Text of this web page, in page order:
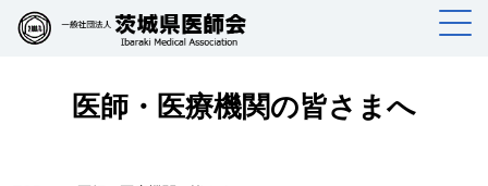
医師・医療機関の皆さまへ